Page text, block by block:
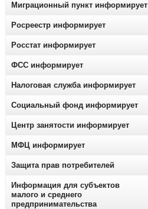
Миграционный пункт информирует
Росреестр информирует
Росстат информирует
ФСС информирует
Налоговая служба информирует
Социальный фонд информирует
Центр занятости информирует
МФЦ информирует
Защита прав потребителей
Информация для субъектов
малого и среднего
предпринимательства